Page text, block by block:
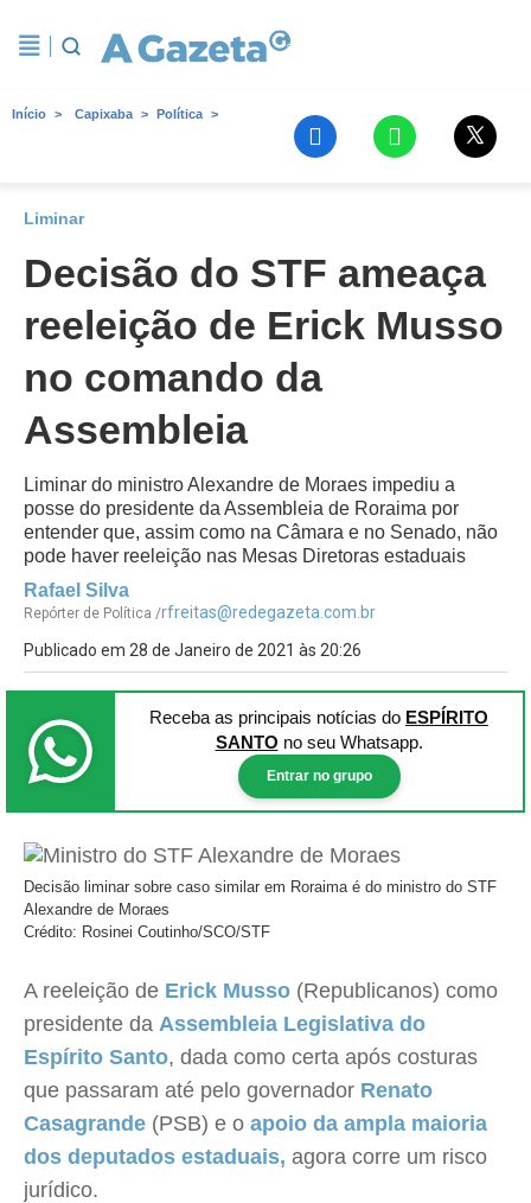
Início Capixaba Política
Liminar
Decisão do STF ameaça
reeleição de Erick Musso
no comando da
Assembleia
Liminar do ministro Alexandre de Moraes impediu a
posse do presidente da Assembleia de Roraima por
entender que, assim como na Câmara e no Senado, não
pode haver reeleição nas Mesas Diretoras estaduais
Rafael Silva
Repórter de Política /rfreitas@redegazeta.com.br
Publicado em 28 de Janeiro de 2021 às 20:26
Receba as principais notícias do ESPÍRITO
SANTO no seu Whatsapp.
Entrar no grupo
Decisão liminar sobre caso similar em Roraima é do ministro do STF
Alexandre de Moraes
Crédito: Rosinei Coutinho/SCO/STF
A reeleição de Erick Musso (Republicanos) como
presidente da Assembleia Legislativa do
Espírito Santo, dada como certa após costuras
que passaram até pelo governador Renato
Casagrande (PSB) e o apoio da ampla maioria
dos deputados estaduais, agora corre um risco
jurídico.